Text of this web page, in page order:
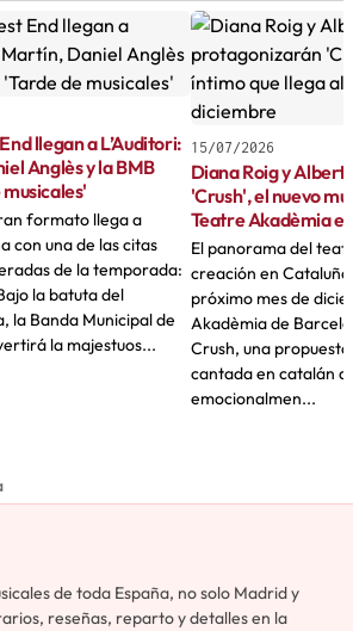
llegan a L’Auditori:
Anglès y la BMB
formato llega a
con una de las citas
de la temporada:
la batuta del
la Banda Municipal de
la majestuos...
15/07/2026
Diana Roig y
'Crush', el nuevo
Teatre Akadèmia
El panorama del
creación en
próximo mes de
Akadèmia de
Crush, una
cantada en catalán
emocionalmen...
de toda España, no solo Madrid y
reseñas, reparto y detalles en la